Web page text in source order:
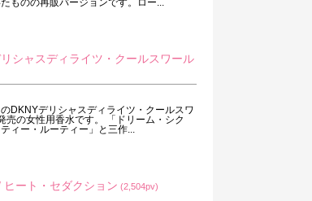
ものの再販バージョンです。ロー...
シャスディライツ・クールスワール
DKNYデリシャスディライツ・クールスワ
売の女性用香水です。 「ドリーム・シク
ィー・ルーティー」と三作...
ヒート・セダクション (2,504pv)